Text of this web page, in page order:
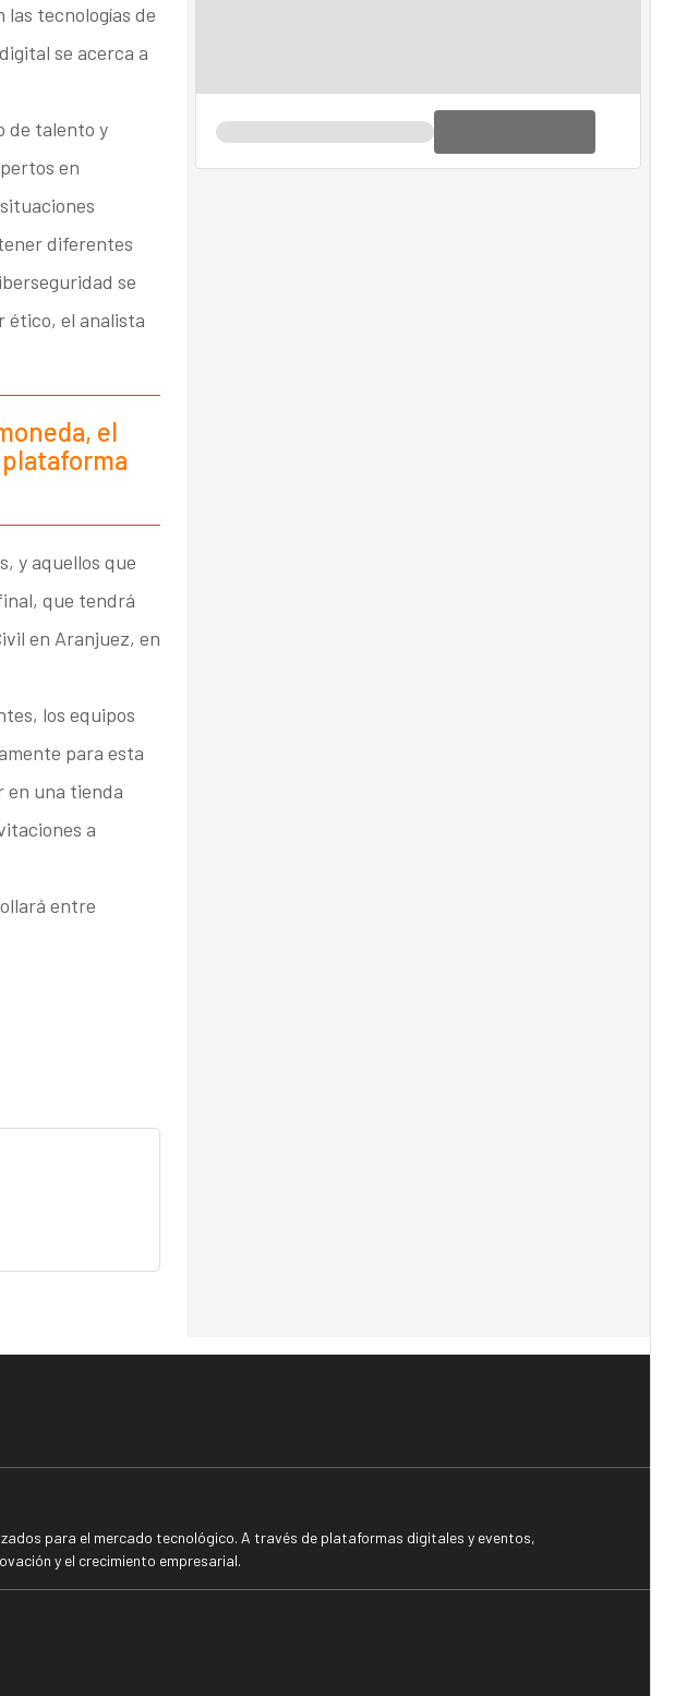
tecnologías de
se acerca a
de talento y
en
diferentes
se
ético, el analista
el
y aquellos que
que tendrá
en Aranjuez, en
los equipos
para esta
en una tienda
a
entre
para el mercado tecnológico. A través de plataformas digitales y eventos,
y el crecimiento empresarial.